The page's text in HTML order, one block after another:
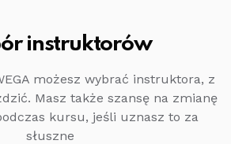
instruktorów
możesz wybrać instruktora, z
Masz także szansę na zmianę
kursu, jeśli uznasz to za
słuszne